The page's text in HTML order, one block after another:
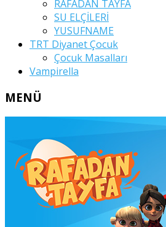
RAFADAN TAYFA
SU ELÇİLERİ
YUSUFNAME
TRT Diyanet Çocuk
Çocuk Masalları
Vampirella
MENÜ